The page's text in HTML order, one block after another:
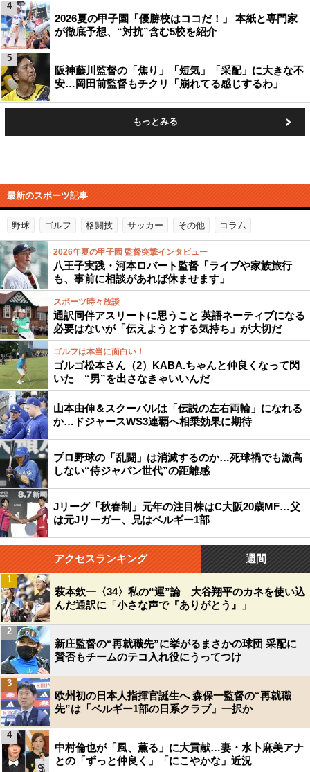
2026夏の甲子園「優勝校はココだ！」 本紙と専門家
が徹底予想、“対抗”含む5校を紹介
4
阪神藤川監督の「焦り」「短気」「采配」に大きな不
安…岡田前監督もチクリ「崩れてる感じするわ」
5
もっとみる
最新のスポーツ記事
野球 ゴルフ 格闘技 サッカー その他 コラム
2026年夏の甲子園 監督突撃インタビュー
八王子実践・河本ロバート監督「ライブや家族旅行
も、事前に相談があれば休ませます」
スポーツ時々放談
通訳同伴アスリートに思うこと 英語ネーティブになる
必要はないが「伝えようとする気持ち」が大切だ
ゴルフは本当に面白い！
ゴルゴ松本さん（2）KABA.ちゃんと仲良くなって閃
いた “男”を出さなきゃいいんだ
山本由伸＆スクーバルは「伝説の左右両輪」になれる
か…ドジャースWS3連覇へ相乗効果に期待
プロ野球の「乱闘」は消滅するのか…死球禍でも激高
しない“侍ジャパン世代”の距離感
Jリーグ「秋春制」元年の注目株はC大阪20歳MF…父
は元Jリーガー、兄はベルギー1部
アクセスランキング 週間
萩本欽一〈34〉私の“運”論 大谷翔平のカネを使い込
んだ通訳に「小さな声で『ありがとう』」
1
新庄監督の“再就職先”に挙がるまさかの球団 采配に
賛否もチームのテコ入れ役にうってつけ
2
欧州初の日本人指揮官誕生へ 森保一監督の“再就職
先”は「ベルギー1部の日系クラブ」一択か
3
中村倫也が「風、薫る」に大貢献…妻・水卜麻美アナ
との「ずっと仲良く」「にこやかな」近況
4